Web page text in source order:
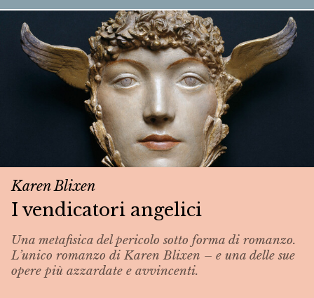
Karen Blixen
I vendicatori angelici
Una metafisica del pericolo sotto forma di romanzo.
L’unico romanzo di Karen Blixen – e una delle sue
opere più azzardate e avvincenti.